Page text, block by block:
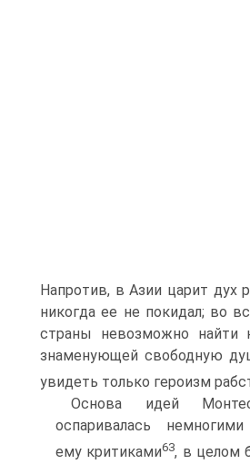
Напротив, в Азии царит дух
никогда ее не покидал; во
страны невозможно найти
знаме­нующей свободную
увидеть только героизм
Основа идей
оспаривалась
ему критиками63, в целом